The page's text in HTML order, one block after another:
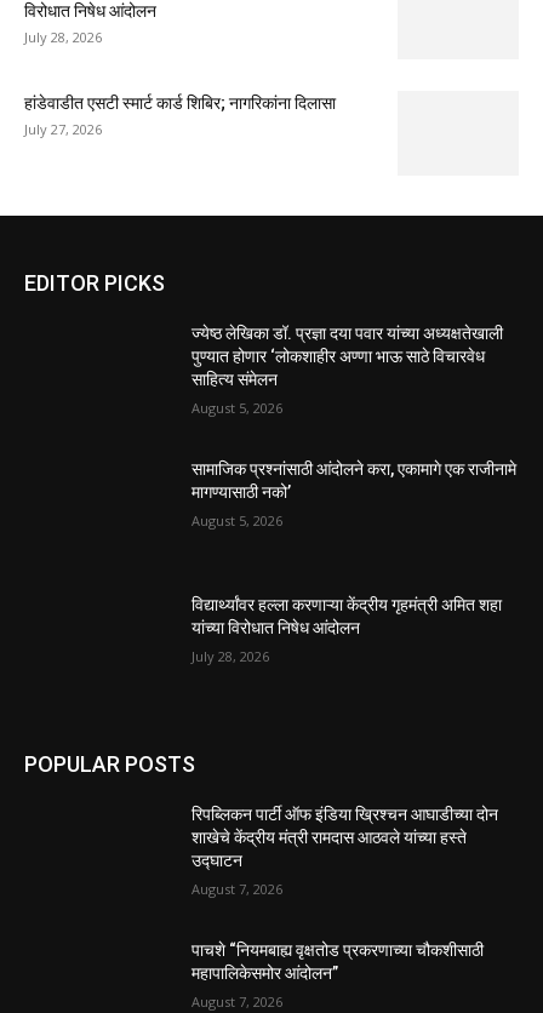
विरोधात निषेध आंदोलन
July 28, 2026
हांडेवाडीत एसटी स्मार्ट कार्ड शिबिर; नागरिकांना दिलासा
July 27, 2026
EDITOR PICKS
ज्येष्ठ लेखिका डॉ. प्रज्ञा दया पवार यांच्या अध्यक्षतेखाली
पुण्यात होणार ‘लोकशाहीर अण्णा भाऊ साठे विचारवेध
साहित्य संमेलन
August 5, 2026
सामाजिक प्रश्नांसाठी आंदोलने करा, एकामागे एक राजीनामे
मागण्यासाठी नको’
August 5, 2026
विद्यार्थ्यांवर हल्ला करणाऱ्या केंद्रीय गृहमंत्री अमित शहा
यांच्या विरोधात निषेध आंदोलन
July 28, 2026
POPULAR POSTS
रिपब्लिकन पार्टी ऑफ इंडिया ख्रिश्चन आघाडीच्या दोन
शाखेचे केंद्रीय मंत्री रामदास आठवले यांच्या हस्ते
उद्घाटन
August 7, 2026
पाचशे “नियमबाह्य वृक्षतोड प्रकरणाच्या चौकशीसाठी
महापालिकेसमोर आंदोलन”
August 7, 2026